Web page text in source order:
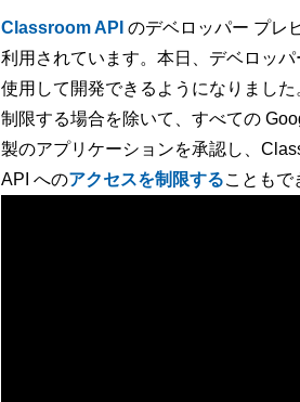
Classroom API のデベロッパー プレ
利用されています。本日、デベロッ
使用して開発できるようになりまし
制限する場合を除いて、すべての
製のアプリケーションを承認し、
API へのアクセスを制限することもで